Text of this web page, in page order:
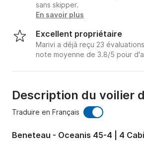
sans skipper.
En savoir plus
Excellent propriétaire
Marivi a déjà reçu 23
note moyenne de 3.8/5 pour
Description du voilier
Traduire en Français
Beneteau - Oceanis 45-4 | 4